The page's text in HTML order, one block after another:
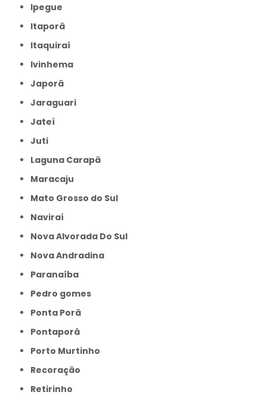
Ipegue
Itaporã
Itaquiraí
Ivinhema
Japorã
Jaraguari
Jateí
Juti
Laguna Carapã
Maracaju
Mato Grosso do Sul
Naviraí
Nova Alvorada Do Sul
Nova Andradina
Paranaíba
Pedro gomes
Ponta Porã
Pontaporâ
Porto Murtinho
Recoração
Retirinho